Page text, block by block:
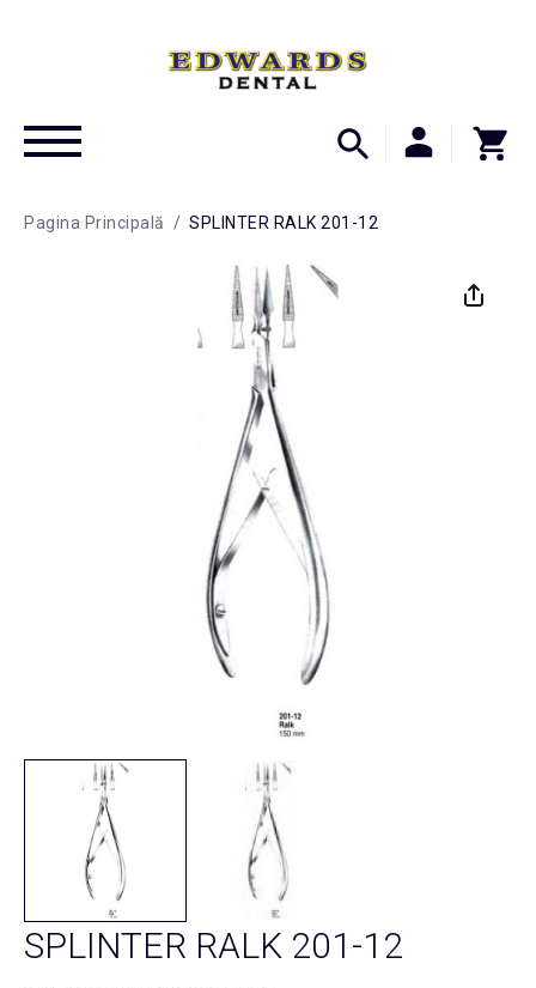
Pagina Principală / SPLINTER RALK 201-12
SPLINTER RALK 201-12